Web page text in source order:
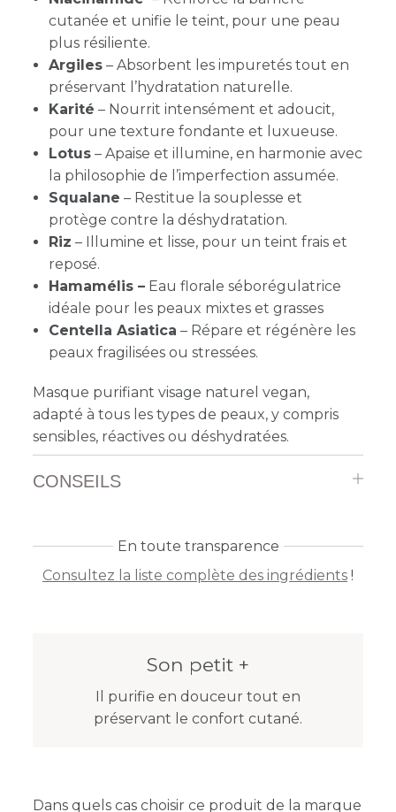
cutanée et unifie le teint, pour une peau
plus résiliente.
Argiles – Absorbent les impuretés tout en
préservant l’hydratation naturelle.
Karité – Nourrit intensément et adoucit,
pour une texture fondante et luxueuse.
Lotus – Apaise et illumine, en harmonie avec
la philosophie de l’imperfection assumée.
Squalane – Restitue la souplesse et
protège contre la déshydratation.
Riz – Illumine et lisse, pour un teint frais et
reposé.
Hamamélis – Eau florale séborégulatrice
idéale pour les peaux mixtes et grasses
Centella Asiatica – Répare et régénère les
peaux fragilisées ou stressées.
Masque purifiant visage naturel vegan,
adapté à tous les types de peaux, y compris
sensibles, réactives ou déshydratées.
CONSEILS
En toute transparence
Consultez la liste complète des ingrédients !
Son petit +
Il purifie en douceur tout en
préservant le confort cutané.
Dans quels cas choisir ce produit de la marque